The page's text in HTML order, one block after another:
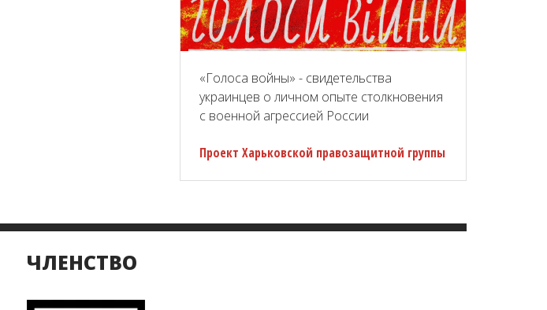
«Голоса войны» - свидетельства
украинцев о личном опыте столкновения
с военной агрессией России
Проект Харьковской правозащитной группы
ЧЛЕНСТВО